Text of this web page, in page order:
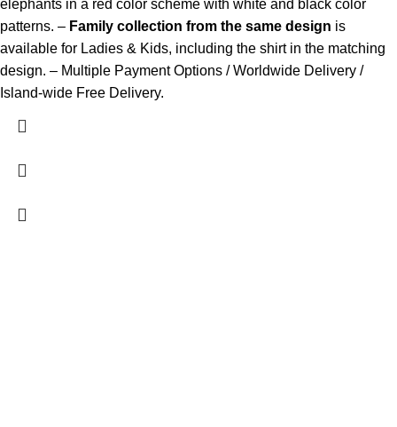
elephants in a red color scheme with white and black color
patterns. – Family collection from the same design is
available for Ladies & Kids, including the shirt in the matching
design. – Multiple Payment Options / Worldwide Delivery /
Island-wide Free Delivery.